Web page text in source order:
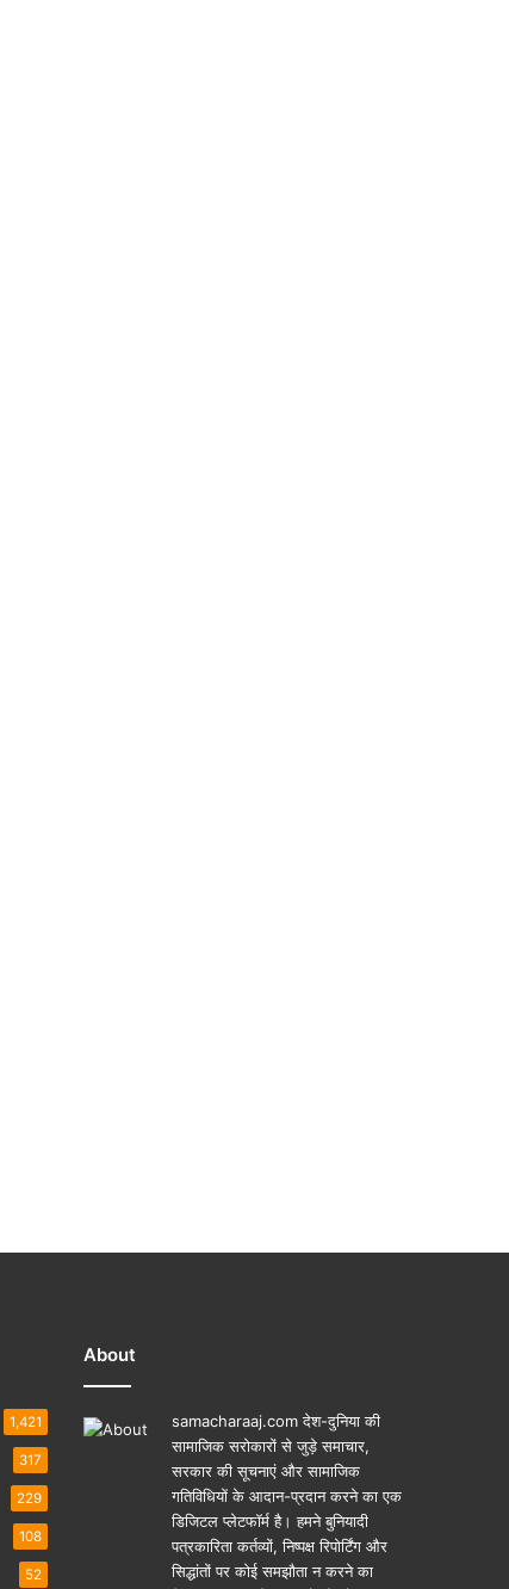
1,421
317
229
108
52
About
samacharaaj.com देश-दुनिया की
सामाजिक सरोकारों से जुड़े समाचार,
सरकार की सूचनाएं और सामाजिक
गतिविधियाें के आदान-प्रदान करने का एक
डिजिटल प्लेटफॉर्म है। हमने बुनियादी
पत्रकारिता कर्तव्यों, निष्पक्ष रिपोर्टिंग और
सिद्धांतों पर कोई समझौता न करने का